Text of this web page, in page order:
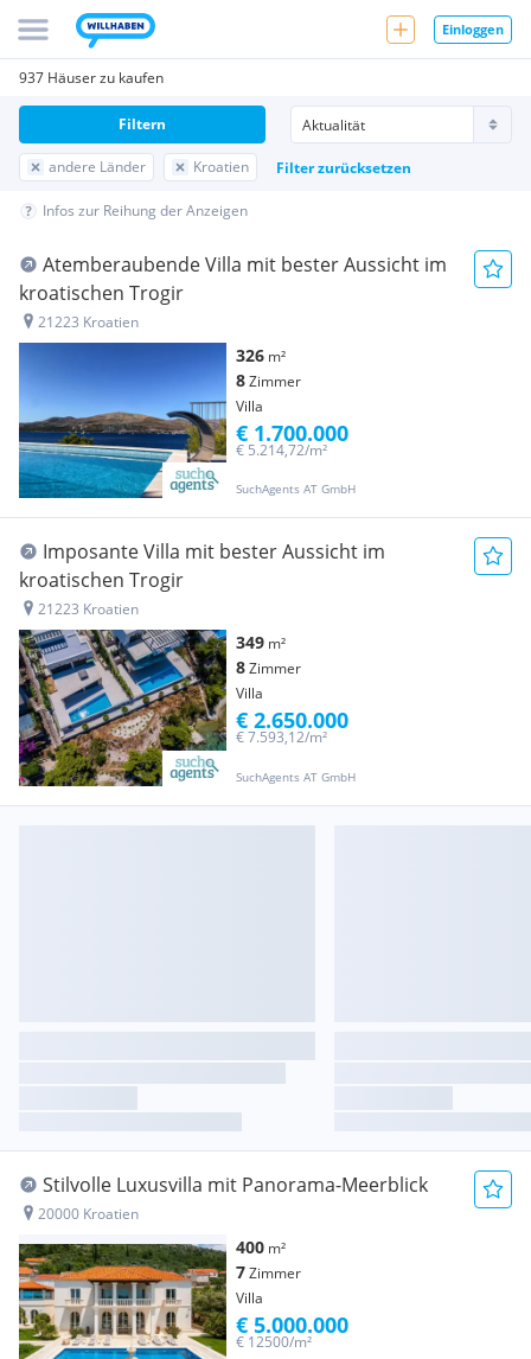
Einloggen
937 Häuser zu kaufen
andere Länder Kroatien Filter zurücksetzen
Filtern
Infos zur Reihung der Anzeigen
Atemberaubende Villa mit bester Aussicht im
kroatischen Trogir
21223 Kroatien
326 m²
8Zimmer
Villa
SuchAgents AT GmbH
€ 5.214,72/m²
€ 1.700.000
Imposante Villa mit bester Aussicht im
kroatischen Trogir
21223 Kroatien
349 m²
8Zimmer
Villa
SuchAgents AT GmbH
€ 7.593,12/m²
€ 2.650.000
Stilvolle Luxusvilla mit Panorama-Meerblick
20000 Kroatien
400 m²
7Zimmer
Villa
€ 12500/m²
€ 5.000.000